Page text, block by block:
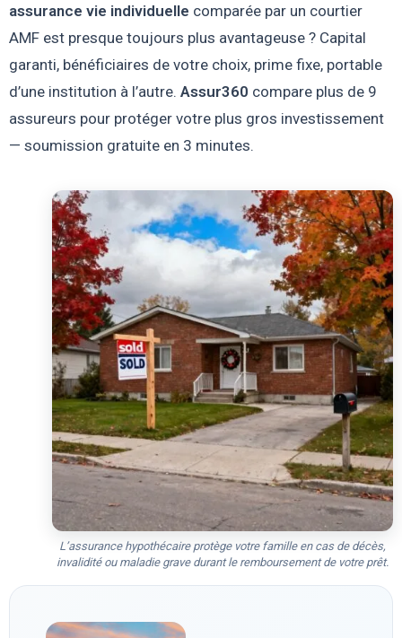
assurance vie individuelle comparée par un courtier
AMF est presque toujours plus avantageuse ? Capital
garanti, bénéficiaires de votre choix, prime fixe, portable
d’une institution à l’autre. Assur360 compare plus de 9
assureurs pour protéger votre plus gros investissement
— soumission gratuite en 3 minutes.
L’assurance hypothécaire protège votre famille en cas de décès,
invalidité ou maladie grave durant le remboursement de votre prêt.